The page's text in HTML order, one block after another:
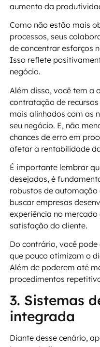
aumento da
Como não estão mais
processos, seus
de concentrar esforços
Isso reflete
negócio.
Além disso, você tem a
contratação de
mais alinhados com as
seu negócio. E, não
chances de erro em
afetar a rentabilidade
É importante lembrar
desejados, é
robustos de automação
buscar empresas
experiência no
satisfação do cliente.
Do contrário, você
que pouco otimizam o
Além de poderem até
procedimentos
3. Sistemas
integrada
Diante desse cenário,